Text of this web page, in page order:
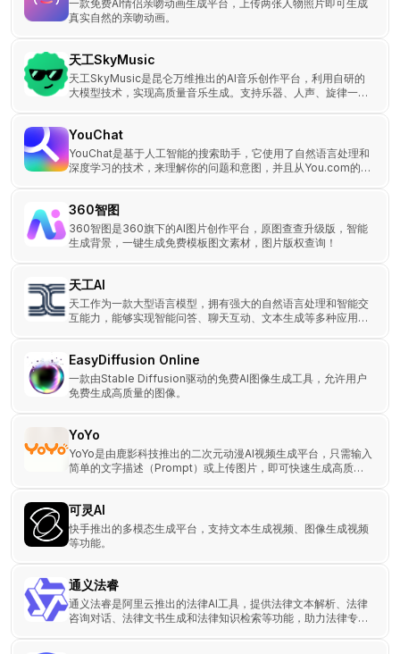
一款免费AI情侣亲吻动画生成平台，上传两张人物照片即可生成
真实自然的亲吻动画。
天工SkyMusic
天工SkyMusic是昆仑万维推出的AI音乐创作平台，利用自研的
大模型技术，实现高质量音乐生成。支持乐器、人声、旋律一体
YouChat
YouChat是基于人工智能的搜索助手，它使用了自然语言处理和
深度学习的技术，来理解你的问题和意图，并且从You.com的搜
360智图
360智图是360旗下的AI图片创作平台，原图查查升级版，智能
生成背景，一键生成免费模板图文素材，图片版权查询！
天工AI
天工作为一款大型语言模型，拥有强大的自然语言处理和智能交
互能力，能够实现智能问答、聊天互动、文本生成等多种应用场
EasyDiffusion Online
一款由Stable Diffusion驱动的免费AI图像生成工具，允许用户
免费生成高质量的图像。
YoYo
YoYo是由鹿影科技推出的二次元动漫AI视频生成平台，只需输入
简单的文字描述（Prompt）或上传图片，即可快速生成高质量
可灵AI
快手推出的多模态生成平台，支持文本生成视频、图像生成视频
等功能。
通义法睿
通义法睿是阿里云推出的法律AI工具，提供法律文本解析、法律
咨询对话、法律文书生成和法律知识检索等功能，助力法律专业